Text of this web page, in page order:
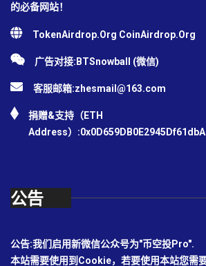
的必备网站！
TokenAirdrop.Org CoinAirdrop.Org
广告对接:BTSnowball (微信)
客服邮箱:zhesmail@163.com
捐赠&支持（ETH
Address）
公告
公告:我们启用新微信公众号为"币空投Pro".
本站需要使用到Cookie，若要使用本站您需